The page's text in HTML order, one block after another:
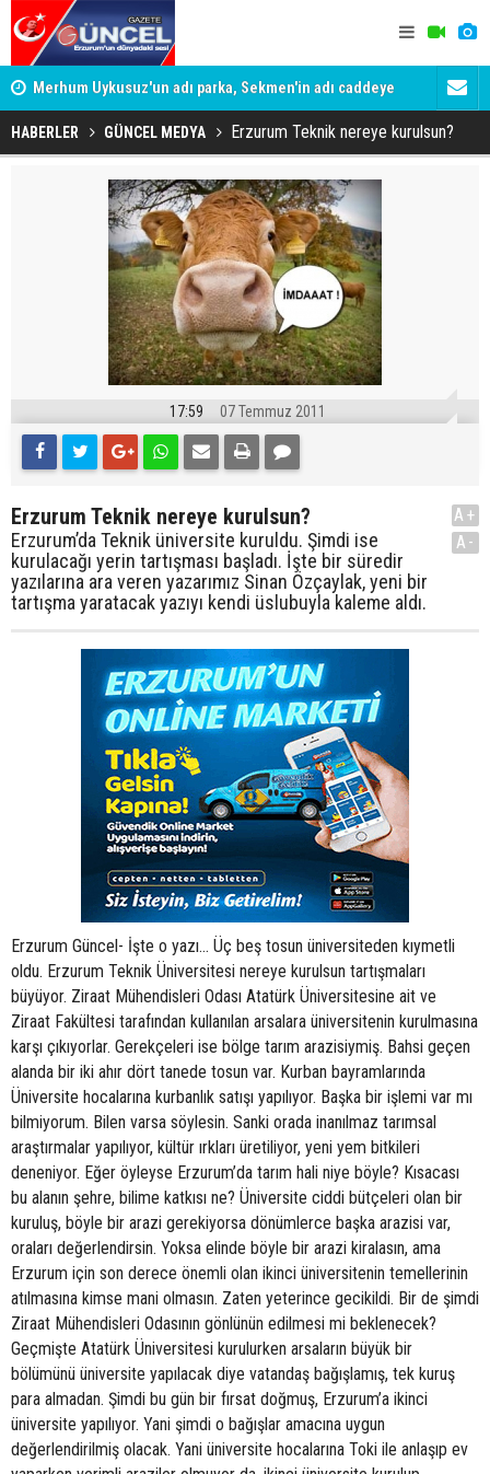
Merhum Uykusuz'un adı parka, Sekmen'in adı caddeye
verildi Gözaltına
HABERLER GÜNCEL MEDYA Erzurum Teknik nereye kurulsun?
17:59 07 Temmuz 2011
Erzurum Teknik nereye kurulsun?
Erzurum’da Teknik üniversite kuruldu. Şimdi ise
kurulacağı yerin tartışması başladı. İşte bir süredir
yazılarına ara veren yazarımız Sinan Özçaylak, yeni bir
tartışma yaratacak yazıyı kendi üslubuyla kaleme aldı.
A+
A-
Erzurum Güncel- İşte o yazı... Üç beş tosun üniversiteden kıymetli
oldu. Erzurum Teknik Üniversitesi nereye kurulsun tartışmaları
büyüyor. Ziraat Mühendisleri Odası Atatürk Üniversitesine ait ve
Ziraat Fakültesi tarafından kullanılan arsalara üniversitenin kurulmasına
karşı çıkıyorlar. Gerekçeleri ise bölge tarım arazisiymiş. Bahsi geçen
alanda bir iki ahır dört tanede tosun var. Kurban bayramlarında
Üniversite hocalarına kurbanlık satışı yapılıyor. Başka bir işlemi var mı
bilmiyorum. Bilen varsa söylesin. Sanki orada inanılmaz tarımsal
araştırmalar yapılıyor, kültür ırkları üretiliyor, yeni yem bitkileri
deneniyor. Eğer öyleyse Erzurum’da tarım hali niye böyle? Kısacası
bu alanın şehre, bilime katkısı ne? Üniversite ciddi bütçeleri olan bir
kuruluş, böyle bir arazi gerekiyorsa dönümlerce başka arazisi var,
oraları değerlendirsin. Yoksa elinde böyle bir arazi kiralasın, ama
Erzurum için son derece önemli olan ikinci üniversitenin temellerinin
atılmasına kimse mani olmasın. Zaten yeterince gecikildi. Bir de şimdi
Ziraat Mühendisleri Odasının gönlünün edilmesi mi beklenecek?
Geçmişte Atatürk Üniversitesi kurulurken arsaların büyük bir
bölümünü üniversite yapılacak diye vatandaş bağışlamış, tek kuruş
para almadan. Şimdi bu gün bir fırsat doğmuş, Erzurum’a ikinci
üniversite yapılıyor. Yani şimdi o bağışlar amacına uygun
değerlendirilmiş olacak. Yani üniversite hocalarına Toki ile anlaşıp ev